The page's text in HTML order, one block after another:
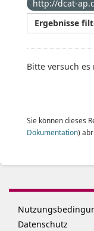
http://dcat-
Ergebnisse
Bitte versuch
Sie können dieses
Dokumentation)
Datenschutz